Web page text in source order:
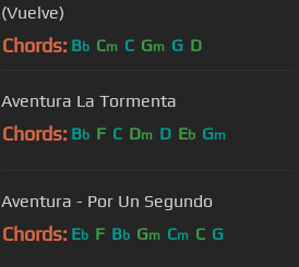
(Vuelve)
Chords: Bb Cm C Gm G D
Aventura La Tormenta
Chords: Bb F C Dm D Eb Gm
Aventura - Por Un Segundo
Chords: Eb F Bb Gm Cm C G